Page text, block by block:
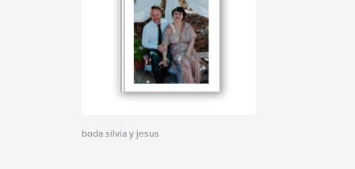
boda silvia y jesus